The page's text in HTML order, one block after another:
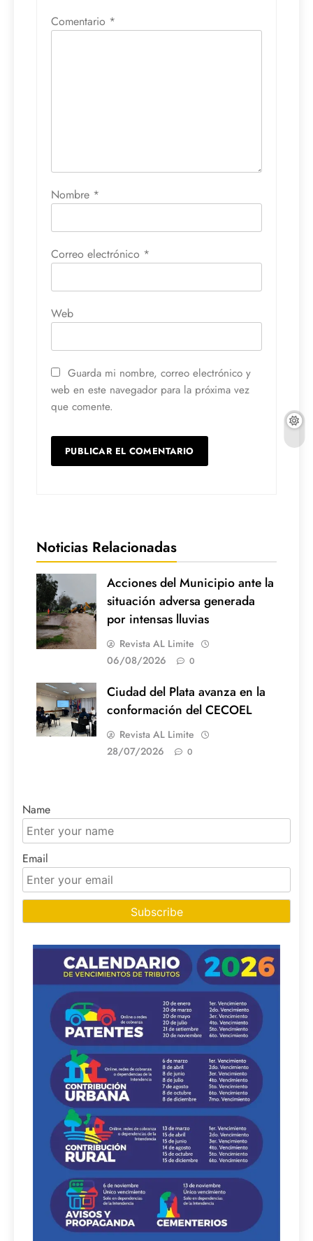
Comentario *
Nombre *
Correo electrónico *
Web
Guarda mi nombre, correo electrónico y
web en este navegador para la próxima vez
que comente.
Noticias Relacionadas
Acciones del Municipio ante la
situación adversa generada
por intensas lluvias
Revista AL Limite
06/08/2026
0
Ciudad del Plata avanza en la
conformación del CECOEL
Revista AL Limite
28/07/2026
0
Name
Email